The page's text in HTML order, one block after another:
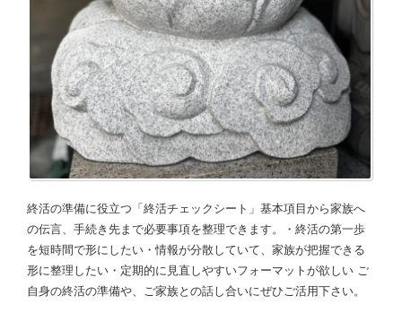
終活の準備に役立つ「終活チェックシート」基本項目から家族へ
の伝言、手続き先まで必要事項を整理できます。・終活の第一歩
を短時間で形にしたい・情報が分散していて、家族が把握できる
形に整理したい・定期的に見直しやすいフォーマットが欲しい ご
自身の終活の準備や、ご家族との話し合いにぜひご活用下さい。